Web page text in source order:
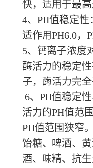
快，适用于最
4、PH值稳定性
适作用PH6.0，
5、钙离子浓度
酶活力的稳定
子，酶活力完全
6、PH值稳定
活力的PH值范
PH值范围狭窄
饴糖、啤酒、
酒、味精、抗生